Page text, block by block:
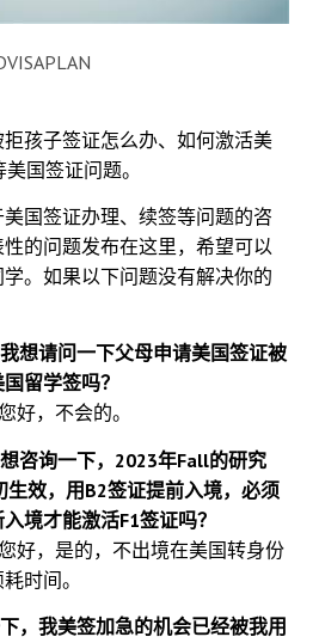
孩子签证怎么办、如何激活美
国签证问题。
国签证办理、续签等问题的咨
的问题发布在这里，希望可以
。如果以下问题没有解决你的
想请问一下父母申请美国签证被
留学签吗？
好，不会的。
咨询一下，2023年Fall的研究
生效，用B2签证提前入境，必须
境才能激活F1签证吗？
好，是的，不出境在美国转身份
时间。
，我美签加急的机会已经被我用